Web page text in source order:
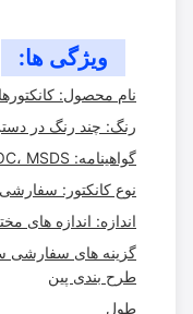
ویژگی ها:
نام محصول: کانکتورهای
رنگ: چند رنگ در دسترس
گواهینامه: CE، RoHS، REACH، COC، MSDS
نوع کانکتور: سفارشی
اندازه: اندازه های
گزینه های سفارشی سازی:
طرح بندی پین